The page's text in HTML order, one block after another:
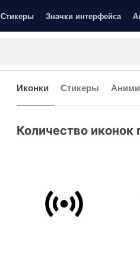
Стикеры Значки интерфейса
Иконки Стикеры
Количество иконок